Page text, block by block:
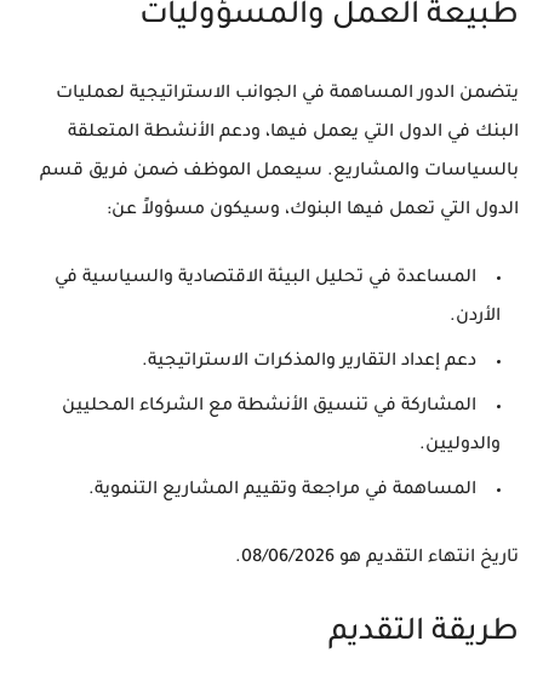
طبيعة العمل والمسؤوليات
يتضمن الدور المساهمة في الجوانب الاستراتيجية لعمليات
البنك في الدول التي يعمل فيها، ودعم الأنشطة المتعلقة
بالسياسات والمشاريع. سيعمل الموظف ضمن فريق قسم
الدول التي تعمل فيها البنوك، وسيكون مسؤولاً عن:
المساعدة في تحليل البيئة الاقتصادية والسياسية في
الأردن.
دعم إعداد التقارير والمذكرات الاستراتيجية.
المشاركة في تنسيق الأنشطة مع الشركاء المحليين
والدوليين.
المساهمة في مراجعة وتقييم المشاريع التنموية.
تاريخ انتهاء التقديم هو 08/06/2026.
طريقة التقديم